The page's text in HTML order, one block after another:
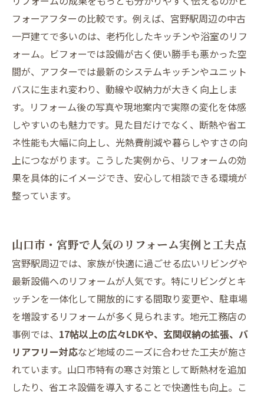
フォーアフターの比較です。例えば、宮野駅周辺の中古
一戸建てで多いのは、老朽化したキッチンや浴室のリフ
ォーム。ビフォーでは設備が古く使い勝手も悪かった空
間が、アフターでは最新のシステムキッチンやユニット
バスに生まれ変わり、動線や収納力が大きく向上しま
す。リフォーム後の写真や現地案内で実際の変化を体感
しやすいのも魅力です。見た目だけでなく、断熱や省エ
ネ性能も大幅に向上し、光熱費削減や暮らしやすさの向
上につながります。こうした実例から、リフォームの効
果を具体的にイメージでき、安心して相談できる環境が
整っています。
山口市・宮野で人気のリフォーム実例と工夫点
宮野駅周辺では、家族が快適に過ごせる広いリビングや
最新設備へのリフォームが人気です。特にリビングとキ
ッチンを一体化して開放的にする間取り変更や、駐車場
を増設するリフォームが多く見られます。地元工務店の
事例では、 17帖以上の広々LDKや、玄関収納の拡張、バ
リアフリー対応など地域のニーズに合わせた工夫が施さ
れています。山口市特有の寒さ対策として断熱材を追加
したり、省エネ設備を導入することで快適性も向上。こ